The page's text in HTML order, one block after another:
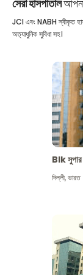
সেরা হাসপাতাল
JCI এবং NABH স্বীকৃত
অত্যাধুনিক সুবিধা সহ।
Blk সুপার
দিল্লী,ভারত